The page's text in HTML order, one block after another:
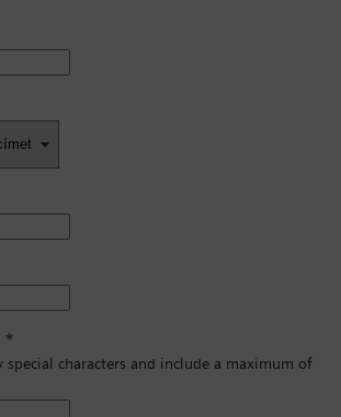
*
special characters and include a maximum of